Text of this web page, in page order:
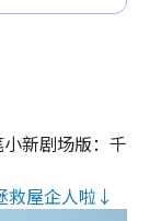
小新剧场版：千
救屋企人啦↓